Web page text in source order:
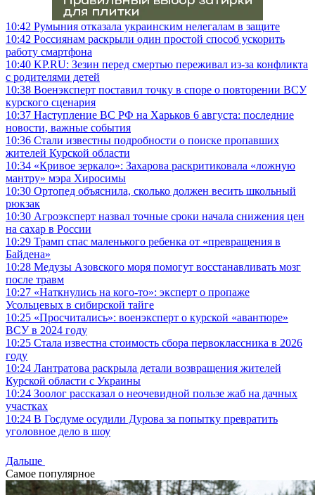
10:42 Румыния отказала украинским нелегалам в защите
10:42 Россиянам раскрыли один простой способ ускорить
работу смартфона
10:40 KP.RU: Зезин перед смертью переживал из-за конфликта
с родителями детей
10:38 Военэксперт поставил точку в споре о повторении ВСУ
курского сценария
10:37 Наступление ВС РФ на Харьков 6 августа: последние
новости, важные события
10:36 Стали известны подробности о поиске пропавших
жителей Курской области
10:34 «Кривое зеркало»: Захарова раскритиковала «ложную
мантру» мэра Хиросимы
10:30 Ортопед объяснила, сколько должен весить школьный
рюкзак
10:30 Агроэксперт назвал точные сроки начала снижения цен
на сахар в России
10:29 Трамп спас маленького ребенка от «превращения в
Байдена»
10:28 Медузы Азовского моря помогут восстанавливать мозг
после травм
10:27 «Наткнулись на кого-то»: эксперт о пропаже
Усольцевых в сибирской тайге
10:25 «Просчитались»: военэксперт о курской «авантюре»
ВСУ в 2024 году
10:25 Стала известна стоимость сбора первоклассника в 2026
году
10:24 Лантратова раскрыла детали возвращения жителей
Курской области с Украины
10:24 Зоолог рассказал о неочевидной пользе жаб на дачных
участках
10:24 В Госдуме осудили Дурова за попытку превратить
уголовное дело в шоу
Дальше
Самое популярное